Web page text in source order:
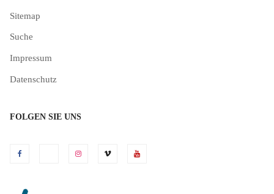
Sitemap
Suche
Impressum
Datenschutz
FOLGEN SIE UNS